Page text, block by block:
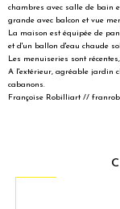
chambres avec salle de bain
grande avec balcon et vue
La maison est équipée de
et d'un ballon d'eau chaude
Les menuiseries sont
A l'extérieur, agréable jardin
cabanons.
Françoise Robilliart //